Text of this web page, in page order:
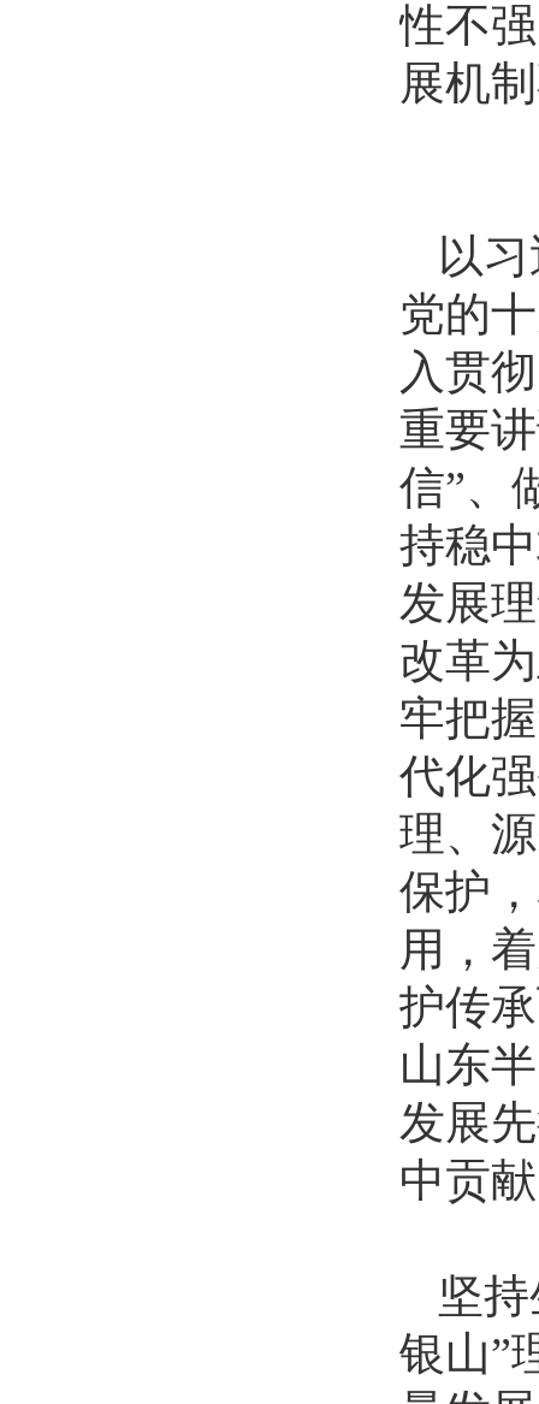
性不
展机
以
党的
入贯
重要
信”、
持稳
发展
改革
牢把
代化
理、
保护
用，
护传
山东
发展
中贡
坚
银山”